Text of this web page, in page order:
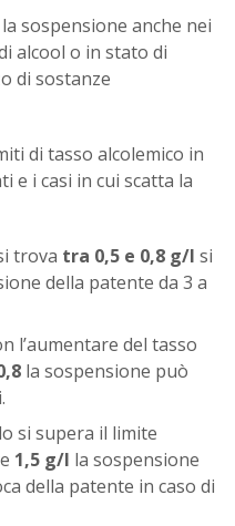
sospensione anche nei
alcool o in stato di
di sostanze
di tasso alcolemico in
e i casi in cui scatta la
trova tra 0,5 e 0,8 g/l si
della patente da 3 a
l’aumentare del tasso
la sospensione può
si supera il limite
1,5 g/l la sospensione
della patente in caso di